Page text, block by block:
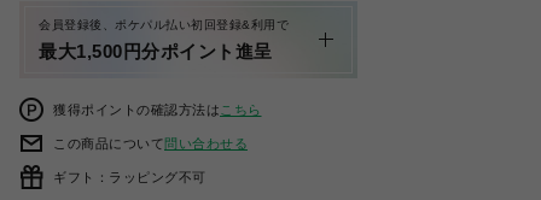
会員登録後、ポケパル払い初回登録&利用で
最大1,500円分ポイント進呈
獲得ポイントの確認方法は こちら
この商品について問い合わせる
ギフト：ラッピング不可